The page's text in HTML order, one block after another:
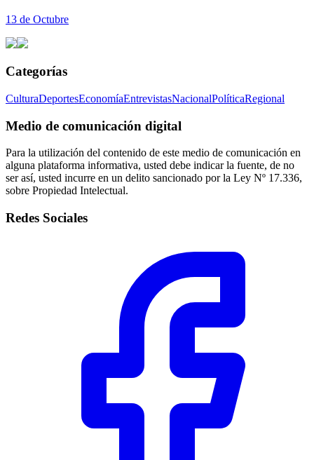
13 de Octubre
Categorías
CulturaDeportesEconomíaEntrevistasNacionalPolíticaRegional
Medio de comunicación digital
Para la utilización del contenido de este medio de comunicación en
alguna plataforma informativa, usted debe indicar la fuente, de no
ser así, usted incurre en un delito sancionado por la Ley Nº 17.336,
sobre Propiedad Intelectual.
Redes Sociales